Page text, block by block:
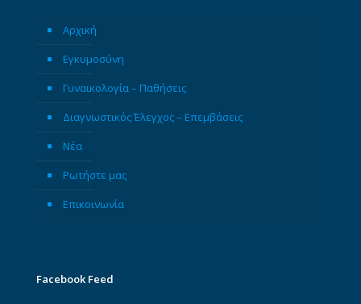
Αρχική
Εγκυμοσύνη
Γυναικολογία – Παθήσεις
Διαγνωστικός Έλεγχος – Επεμβάσεις
Νέα
Ρωτήστε μας
Επικοινωνία
Facebook Feed